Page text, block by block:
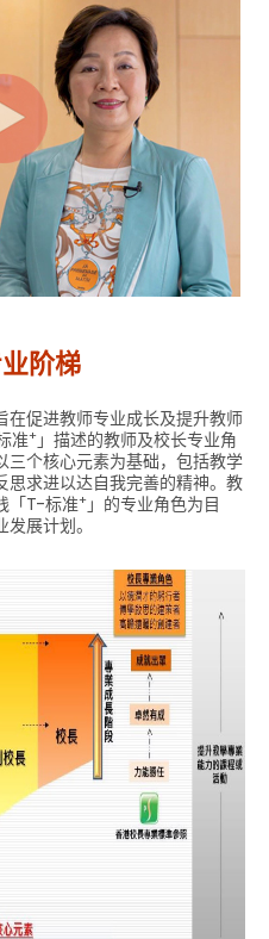
阶梯
在促进教师专业成长及提升教师
准+ 」描述的教师及校长专业角
三个核心元素为基础，包括教学
思求进以达自我完善的精神。教
「T-标准+ 」的专业角色为目
展计划。